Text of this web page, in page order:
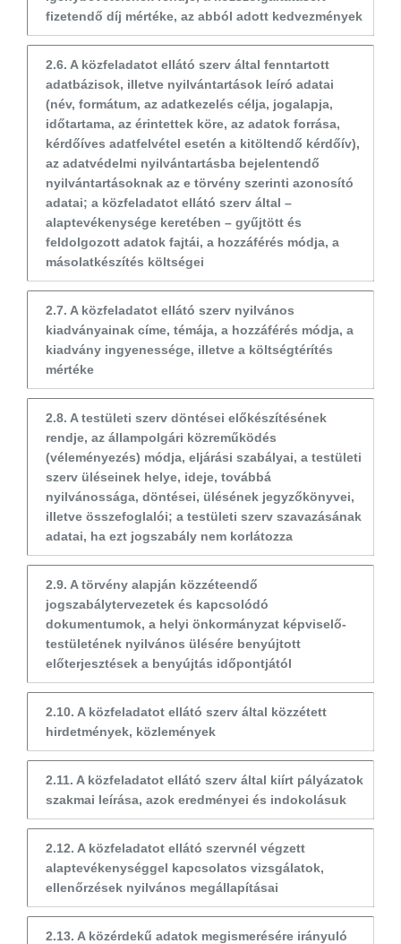
fizetendő díj mértéke, az abból adott kedvezmények
2.6. A közfeladatot ellátó szerv által fenntartott
adatbázisok, illetve nyilvántartások leíró adatai
(név, formátum, az adatkezelés célja, jogalapja,
időtartama, az érintettek köre, az adatok forrása,
kérdőíves adatfelvétel esetén a kitöltendő kérdőív),
az adatvédelmi nyilvántartásba bejelentendő
nyilvántartásoknak az e törvény szerinti azonosító
adatai; a közfeladatot ellátó szerv által –
alaptevékenysége keretében – gyűjtött és
feldolgozott adatok fajtái, a hozzáférés módja, a
másolatkészítés költségei
2.7. A közfeladatot ellátó szerv nyilvános
kiadványainak címe, témája, a hozzáférés módja, a
kiadvány ingyenessége, illetve a költségtérítés
mértéke
2.8. A testületi szerv döntései előkészítésének
rendje, az állampolgári közreműködés
(véleményezés) módja, eljárási szabályai, a testületi
szerv üléseinek helye, ideje, továbbá
nyilvánossága, döntései, ülésének jegyzőkönyvei,
illetve összefoglalói; a testületi szerv szavazásának
adatai, ha ezt jogszabály nem korlátozza
2.9. A törvény alapján közzéteendő
jogszabálytervezetek és kapcsolódó
dokumentumok, a helyi önkormányzat képviselő-
testületének nyilvános ülésére benyújtott
előterjesztések a benyújtás időpontjától
2.10. A közfeladatot ellátó szerv által közzétett
hirdetmények, közlemények
2.11. A közfeladatot ellátó szerv által kiírt pályázatok
szakmai leírása, azok eredményei és indokolásuk
2.12. A közfeladatot ellátó szervnél végzett
alaptevékenységgel kapcsolatos vizsgálatok,
ellenőrzések nyilvános megállapításai
2.13. A közérdekű adatok megismerésére irányuló